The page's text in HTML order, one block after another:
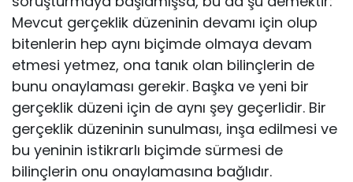
Mevcut gerçeklik düzeninin devamı için olup
bitenlerin hep aynı biçimde olmaya devam
etmesi yetmez, ona tanık olan bilinçlerin de
bunu onaylaması gerekir. Başka ve yeni bir
gerçeklik düzeni için de aynı şey geçerlidir. Bir
gerçeklik düzeninin sunulması, inşa edilmesi ve
bu ye­ninin istikrarlı biçimde sürmesi de
bilinçlerin onu onaylamasına bağlıdır.